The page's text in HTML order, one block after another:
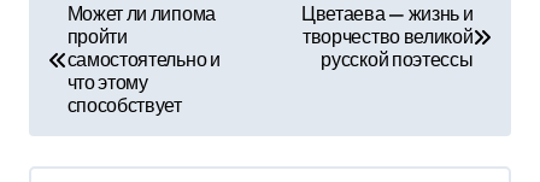
и
Может ли липома
пройти
самостоятельно и
что этому
способствует
Цветаева — жизнь и
творчество великой
русской поэтессы